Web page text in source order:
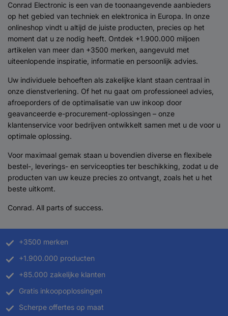
Conrad Electronic is een van de toonaangevende aanbieders
op het gebied van techniek en elektronica in Europa. In onze
onlineshop vindt u altijd de juiste producten, precies op het
moment dat u ze nodig heeft. Ontdek +1.900.000 miljoen
artikelen van meer dan +3500 merken, aangevuld met
uiteenlopende inspiratie, informatie en persoonlijk advies.
Uw individuele behoeften als zakelijke klant staan centraal in
onze dienstverlening. Of het nu gaat om professioneel advies,
afroeporders of de optimalisatie van uw inkoop door
geavanceerde e-procurement-oplossingen – onze
klantenservice voor bedrijven ontwikkelt samen met u de voor u
optimale oplossing.
Voor maximaal gemak staan u bovendien diverse en flexibele
bestel-, leverings- en serviceopties ter beschikking, zodat u de
producten van uw keuze precies zo ontvangt, zoals het u het
beste uitkomt.
Conrad. All parts of success.
+3500 merken
+1.900.000 producten
+85.000 zakelijke klanten
Gratis inkoopoplossingen
Scherpe offertes op maat